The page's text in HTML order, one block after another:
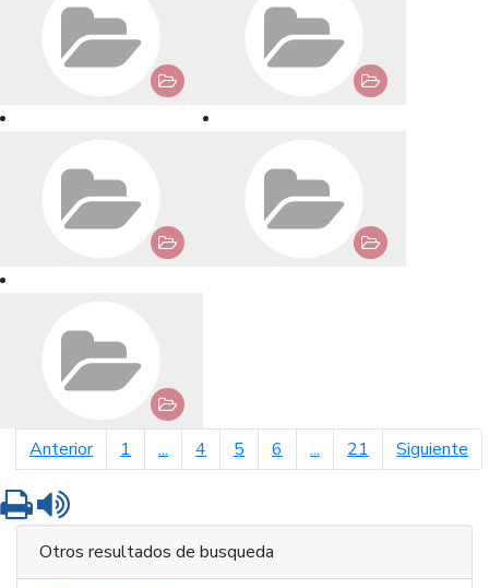
Anteriorpágina anterior
1 ... 4 5 6 ... 21 Siguiente
Imprimir
Otros resultados de busqueda